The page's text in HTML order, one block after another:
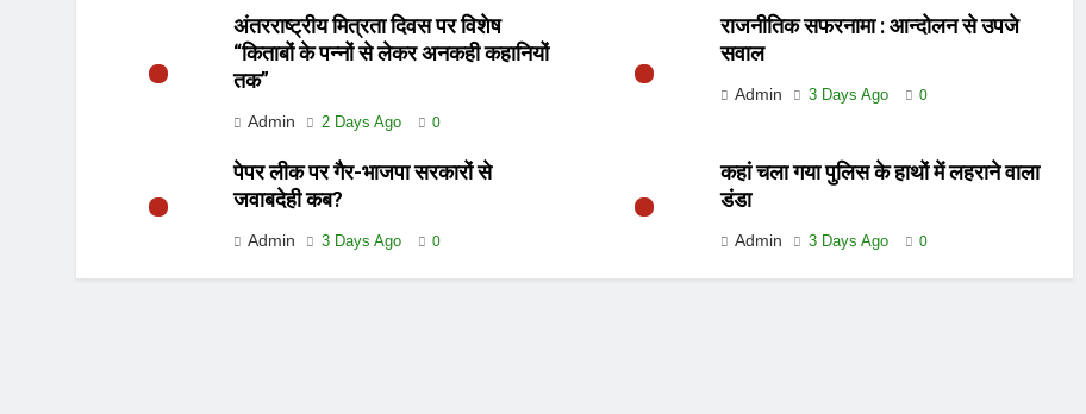
अंतरराष्ट्रीय मित्रता दिवस पर विशेष
“किताबों के पन्नों से लेकर अनकही कहानियों
तक”
Admin 2 Days Ago 0
राजनीतिक सफरनामा : आन्दोलन से उपजे
सवाल
Admin 3 Days Ago 0
पेपर लीक पर गैर-भाजपा सरकारों से
जवाबदेही कब?
Admin 3 Days Ago 0
कहां चला गया पुलिस के हाथों में लहराने वाला
डंडा
Admin 3 Days Ago 0